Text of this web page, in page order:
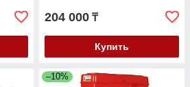
204 000 ₸
Купить
–10%